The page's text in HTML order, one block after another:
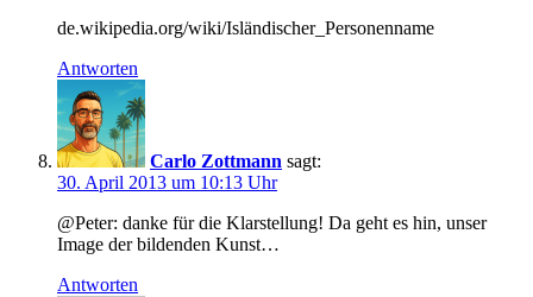
de.wikipedia.org/wiki/Isländischer_Personenname
Antworten
Carlo Zottmann sagt:
30. April 2013 um 10:13 Uhr
@Peter: danke für die Klarstellung! Da geht es hin, unser
Image der bildenden Kunst…
Antworten